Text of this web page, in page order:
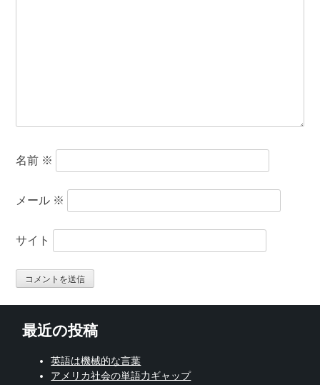
名前 ※
メール ※
サイト
最近の投稿
英語は機械的な言葉
アメリカ社会の単語力ギャップ